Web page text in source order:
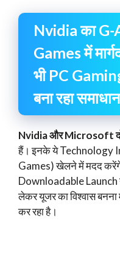
Nvidia का
Games में
भी PC
बना रहा
Nvidia और Microsoft
हैं। इनके ये Technology
Games) खेलने में मदद
Downloadable Launch
लेकर यूजर का विश्वास बनना
कर रहा है।